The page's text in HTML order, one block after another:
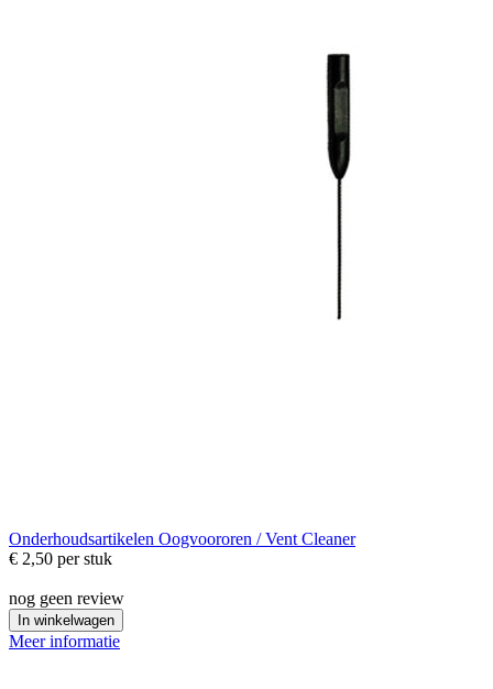
Onderhoudsartikelen Oogvoororen / Vent Cleaner
€ 2,50 per stuk
nog geen review
In winkelwagen
Meer informatie